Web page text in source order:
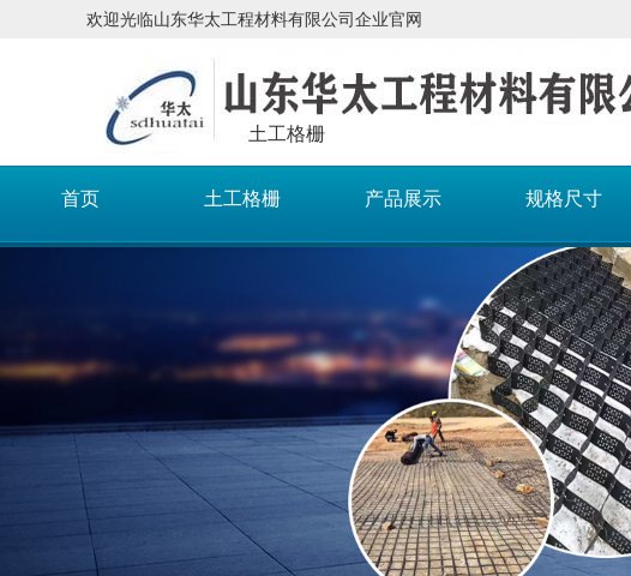
欢迎光临山东华太工程材料有限公司企业官网
土工格栅
首页 土工格栅 产品展示 规格尺寸